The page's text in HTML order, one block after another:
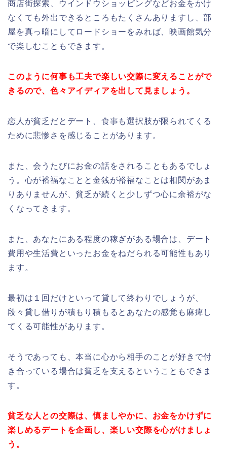
商店街探索、ウインドウショッピングなどお金をかけ
なくても外出できるところもたくさんありますし、部
屋を真っ暗にしてロードショーをみれば、映画館気分
で楽しむこともできます。
このように何事も工夫で楽しい交際に変えることがで
きるので、色々 アイディアを出して見ましょう。
恋人が貧乏だとデート、食事も選択肢が限られてくる
ために悲惨さを感じることがあります。
また、会うたびにお金の話をされることもあるでしょ
う。心が裕福なことと金銭が裕福なことは相関があま
りありませんが、貧乏が続くと少しずつ心に余裕がな
くなってきます。
また、あなたにある程度の稼ぎがある場合は、デート
費用や生活費といったお金をねだられる可能性もあり
ます。
最初は１回だけといって貸して終わりでしょうが、
段々貸し借りが積もり積もるとあなたの感覚も麻痺し
てくる可能性があります。
そうであっても、本当に心から相手のことが好きで付
き合っている場合は貧乏を支えるということもできま
す。
貧乏な人との交際は、慎ましやかに、お金をかけずに
楽しめるデートを企画し、 楽しい交際を心がけましょ
う。